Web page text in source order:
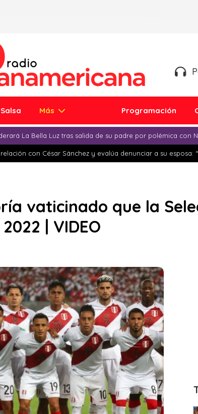
Salsa Más Programación
La Bella Luz tras salida de su padre por polémica con
con César Sánchez y evalúa denunciar a su esposa:
vaticinado que la
| VIDEO